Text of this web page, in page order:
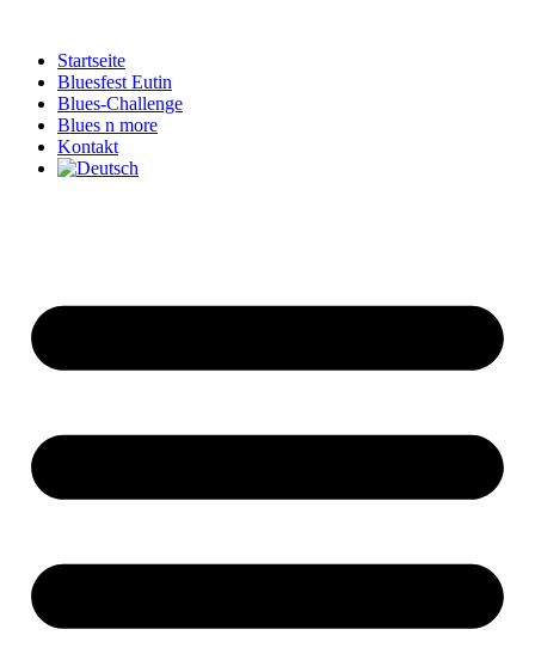
springenStartseite
Bluesfest Eutin
Blues-Challenge
Blues n more
Kontakt